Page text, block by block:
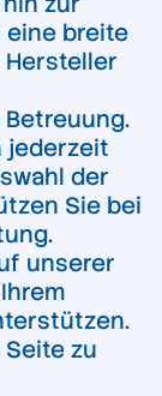
eine breite
jederzeit
der
Sie bei
unserer
zu